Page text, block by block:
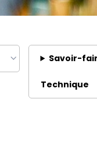
Savoir-
Technique